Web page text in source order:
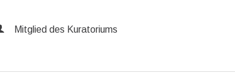
Mitglied des Kuratoriums